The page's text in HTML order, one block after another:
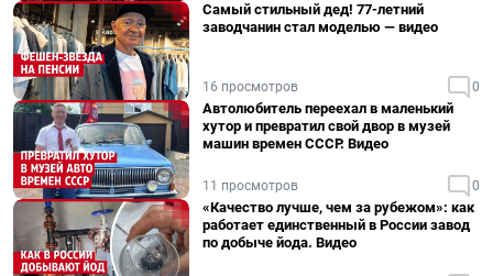
Самый стильный дед! 77-летний
заводчанин стал моделью — видео
16 просмотров 0
Автолюбитель переехал в маленький
хутор и превратил свой двор в музей
машин времен СССР. Видео
11 просмотров 0
«Качество лучше, чем за рубежом»: как
работает единственный в России завод
по добыче йода. Видео